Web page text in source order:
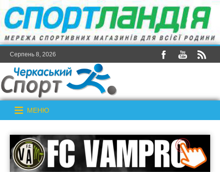
Серпень 8, 2026
МЕНЮ